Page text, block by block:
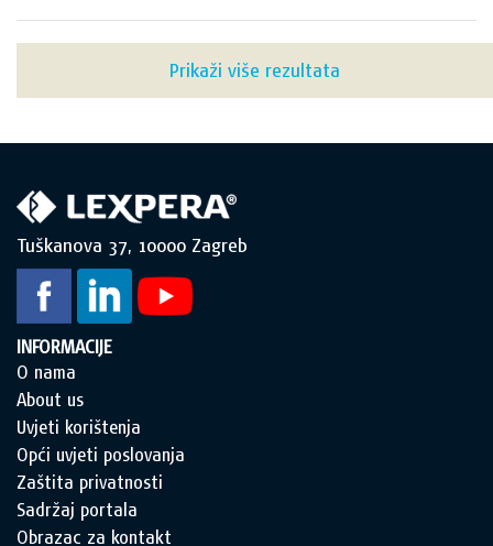
Prikaži više rezultata
Tuškanova 37, 10000 Zagreb
INFORMACIJE
O nama
About us
Uvjeti korištenja
Opći uvjeti poslovanja
Zaštita privatnosti
Sadržaj portala
Obrazac za kontakt